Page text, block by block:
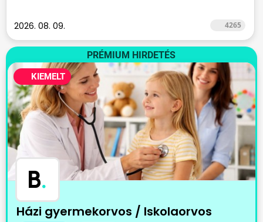
2026. 08. 09. 4265
PRÉMIUM HIRDETÉS
KIEMELT
B.
Házi gyermekorvos / Iskolaorvos